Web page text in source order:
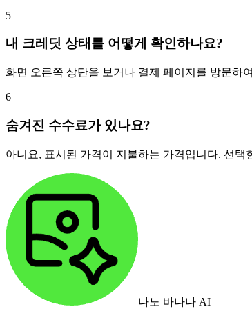
5
내 크레딧 상태를 어떻게 확인하나요?
화면 오른쪽 상단을 보거나 결제 페이지를 방문하
6
숨겨진 수수료가 있나요?
아니요, 표시된 가격이 지불하는 가격입니다. 선
나노 바나나 AI